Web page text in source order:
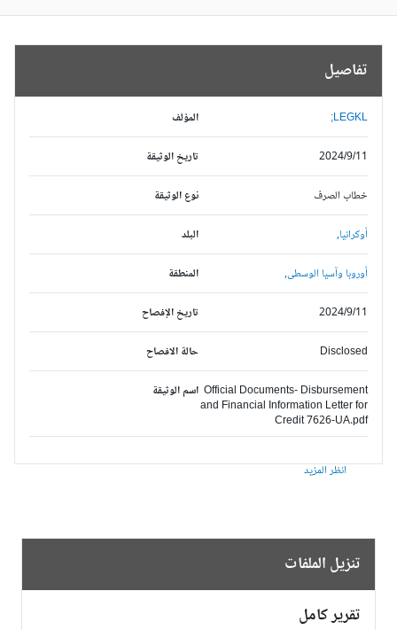
تفاصيل
المؤلف LEGKL;
تاريخ الوثيقة 2024/9/11
نوع الوثيقة خطاب الصرف
البلد أوكرانيا,
المنطقة أوروبا وآسيا الوسطى,
تاريخ الإفصاح 2024/9/11
حالة الافصاح Disclosed
اسم الوثيقة Official Documents- Disbursement
and Financial Information Letter for
Credit 7626-UA.pdf
انظر المزيد
تنزيل الملفات
تقرير كامل